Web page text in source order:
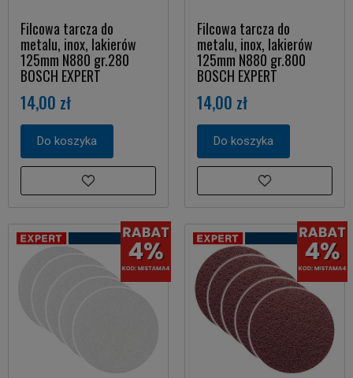
Filcowa tarcza do
metalu, inox, lakierów
125mm N880 gr.280
BOSCH EXPERT
14,00 zł
Do koszyka
Filcowa tarcza do
metalu, inox, lakierów
125mm N880 gr.800
BOSCH EXPERT
14,00 zł
Do koszyka